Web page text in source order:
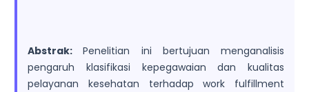
Abstrak:Penelitian ini bertujuan menganalisis
pengaruh klasifikasi kepegawaian dan kualitas
pelayanan kesehatan terhadap work fulfillment